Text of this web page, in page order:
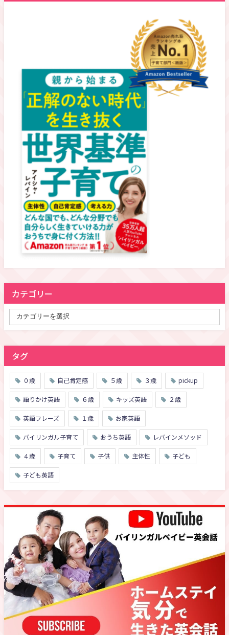
カテゴリー
タグ
０歳 自己肯定感 ５歳 ３歳 pickup
語りかけ英語 ６歳 キッズ英語 ２歳
英語フレーズ １歳 お家英語
バイリンガル子育て おうち英語 レバインメソッド
４歳 子育て 子供 主体性 子ども
子ども英語